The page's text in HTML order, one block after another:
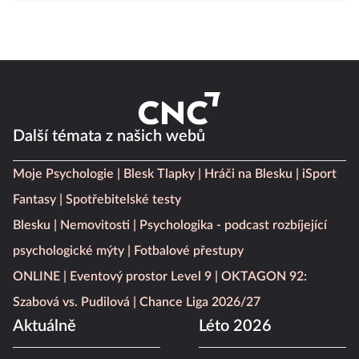
Další témata z našich webů
Moje Psychologie Blesk Tlapky Hráči na Blesku
iSport
Fantasy
Spotřebitelské testy
Blesku
Nemovitosti
Psychologika - podcast rozbíjející
psychologické mýty
Fotbalové přestupy
ONLINE
Eventový prostor Level 9
OKTAGON 92:
Szabová vs. Pudilová
Chance Liga 2026/27
Aktuálně Léto 2026